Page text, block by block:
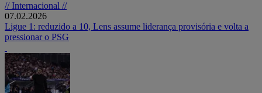
// Internacional //
07.02.2026
Ligue 1: reduzido a 10, Lens assume liderança provisória e volta a
pressionar o PSG